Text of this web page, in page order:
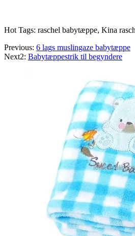
Hot Tags: raschel babytæppe, Kina
Previous: 6 lags muslingaze babytæppe
Next2: Babytæppestrik til begyndere